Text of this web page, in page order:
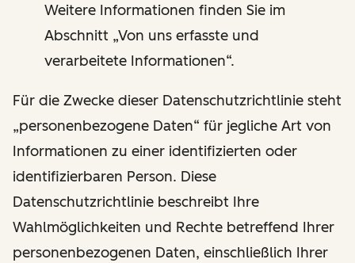
Weitere Informationen finden Sie im
Abschnitt „Von uns erfasste und
verarbeitete Informationen“.
Für die Zwecke dieser Datenschutzrichtlinie steht
„personenbezogene Daten“ für jegliche Art von
Informationen zu einer identifizierten oder
identifizierbaren Person. Diese
Datenschutzrichtlinie beschreibt Ihre
Wahlmöglichkeiten und Rechte betreffend Ihrer
personenbezogenen Daten, einschließlich Ihrer